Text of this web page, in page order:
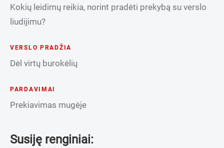
Kokių leidimų reikia, norint pradėti prekybą su verslo
liudijimu?
VERSLO PRADŽIA
Dėl virtų burokėlių
PARDAVIMAI
Prekiavimas mugėje
Susiję renginiai: